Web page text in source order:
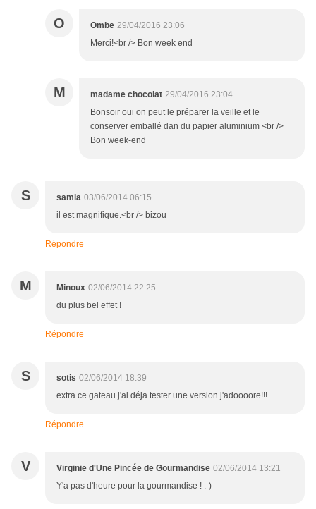
O Ombe 29/04/2016 23:06
Merci!<br /> Bon week end
M madame chocolat 29/04/2016 23:04
Bonsoir oui on peut le préparer la veille et le
conserver emballé dan du papier aluminium <br />
Bon week-end
S samia 03/06/2014 06:15
il est magnifique.<br /> bizou
Répondre
M Minoux 02/06/2014 22:25
du plus bel effet !
Répondre
S sotis 02/06/2014 18:39
extra ce gateau j'ai déja tester une version j'adoooore!!!
Répondre
V Virginie d'Une Pincée de Gourmandise 02/06/2014 13:21
Y'a pas d'heure pour la gourmandise ! :-)